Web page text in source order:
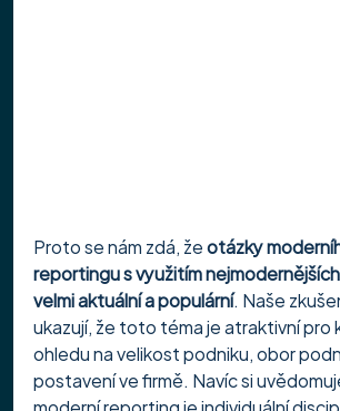
Proto se nám zdá, že otázky
reportingu s využitím
velmi aktuální a populární. Naše
ukazují, že toto téma je atraktivní pro
ohledu na velikost podniku, obor
postavení ve firmě. Navíc si